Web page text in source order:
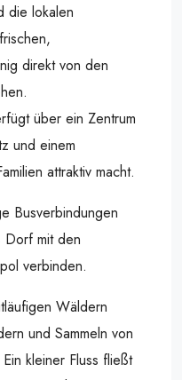
die lokalen
direkt von den
über ein Zentrum
und einem
attraktiv macht.
Busverbindungen
Dorf mit den
verbinden.
Wäldern
und Sammeln von
kleiner Fluss fließt